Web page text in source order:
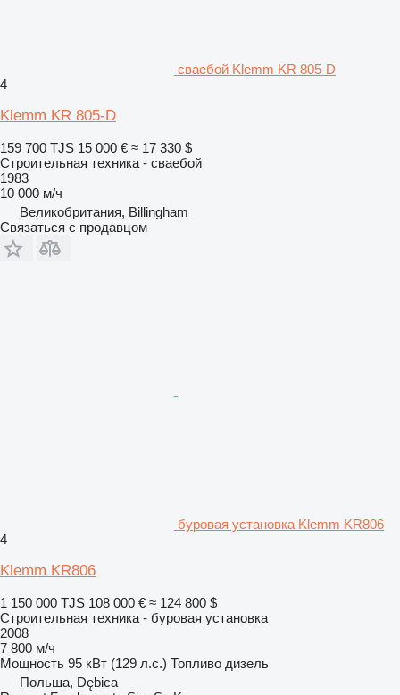
сваебой Klemm KR 805-D
4
Klemm KR 805-D
159 700 TJS 15 000 € ≈ 17 330 $
Строительная техника - сваебой
1983
10 000 м/ч
Великобритания, Billingham
Связаться с продавцом
буровая установка Klemm KR806
4
Klemm KR806
1 150 000 TJS 108 000 € ≈ 124 800 $
Строительная техника - буровая установка
2008
7 800 м/ч
Мощность 95 кВт (129 л.с.) Топливо дизель
Польша, Dębica